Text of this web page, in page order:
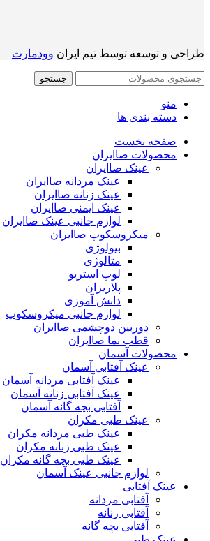
طراحی و توسعه توسط تیم ایران وودمارت
جستجو
منو
دسته بندی ها
صفحه نخست
محصولات صاایران
عینک صاایران
عینک مردانه صاایران
عینک زنانه صاایران
عینک ایمنی صاایران
لوازم جانبی عینک صاایران
میکروسکوپ صاایران
بیولوژی
متالوژی
لوپ استریو
پلاریزان
دانش آموزی
لوازم جانبی میکروسکوپ
دوربین دوچشمی صاایران
قطب نما صاایران
محصولات آسمان
عینک آفتابی آسمان
عینک آفتابی مردانه آسمان
عینک آفتابی زنانه آسمان
آفتابی بچه گانه آسمان
عینک طبی مکران
عینک طبی مردانه مکران
عینک طبی زنانه مکران
عینک طبی بچه گانه مکران
لوازم جانبی عینک آسمان
عینک آفتابی
آفتابی مردانه
آفتابی زنانه
آفتابی بچه گانه